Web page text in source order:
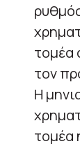
τομέα
τον
Η
τομέα